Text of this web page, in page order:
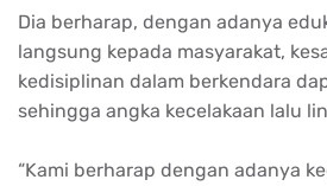
Dia berharap, dengan adanya
langsung kepada masyarakat,
kedisiplinan dalam berkendara
sehingga angka kecelakaan lalu
“Kami berharap dengan adanya